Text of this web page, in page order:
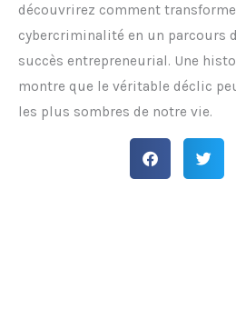
découvrirez comment
cybercriminalité en un parcours
succès entrepreneurial. Une
montre que le véritable déclic
les plus sombres de notre vie.